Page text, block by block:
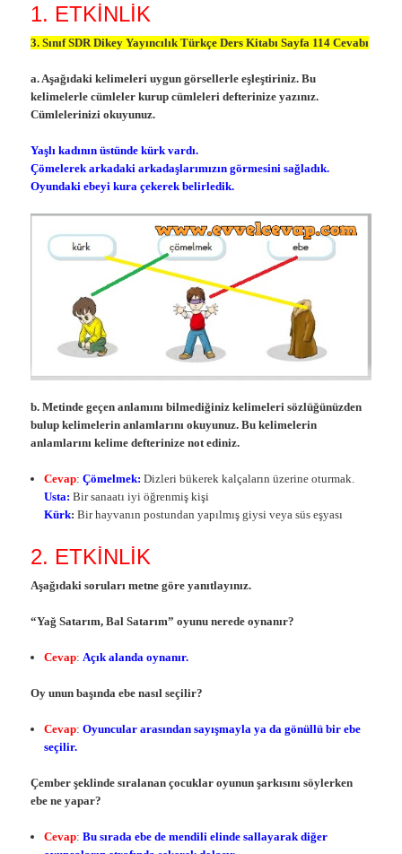
1. ETKİNLİK
3. Sınıf SDR Dikey Yayıncılık Türkçe Ders Kitabı Sayfa 114 Cevabı
a. Aşağıdaki kelimeleri uygun görsellerle eşleştiriniz. Bu
kelimelerle cümleler kurup cümleleri defterinize yazınız.
Cümlelerinizi okuyunuz.
Yaşlı kadının üstünde kürk vardı.
Çömelerek arkadaki arkadaşlarımızın görmesini sağladık.
Oyundaki ebeyi kura çekerek belirledik.
b. Metinde geçen anlamını bilmediğiniz kelimeleri sözlüğünüzden
bulup kelimelerin anlamlarını okuyunuz. Bu kelimelerin
anlamlarını kelime defterinize not ediniz.
Cevap:Çömelmek: Dizleri bükerek kalçaların üzerine oturmak.
Usta: Bir sanaatı iyi öğrenmiş kişi
Kürk: Bir hayvanın postundan yapılmış giysi veya süs eşyası
2. ETKİNLİK
Aşağıdaki soruları metne göre yanıtlayınız.
“Yağ Satarım, Bal Satarım” oyunu nerede oynanır?
Cevap: Açık alanda oynanır.
Oy unun başında ebe nasıl seçilir?
Cevap:Oyuncular arasından sayışmayla ya da gönüllü bir ebe
seçilir.
Çember şeklinde sıralanan çocuklar oyunun şarkısını söylerken
ebe ne yapar?
Cevap:Bu sırada ebe de mendili elinde sallayarak diğer